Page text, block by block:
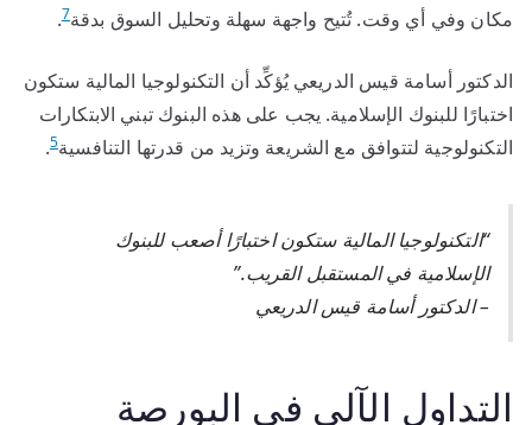
مكان وفي أي وقت. تُتيح واجهة سهلة وتحليل السوق بدقة7
.
الدكتور أسامة قيس الدريعي يُؤكِّد أن التكنولوجيا المالية ستكون
اختبارًا للبنوك الإسلامية. يجب على هذه البنوك تبني الابتكارات
التكنولوجية لتتوافق مع الشريعة وتزيد من قدرتها التنافسية5
.
“التكنولوجيا المالية ستكون اختبارًا أصعب للبنوك
الإسلامية في المستقبل القريب.”
– الدكتور أسامة قيس الدريعي
التداول الآلي في البورصة